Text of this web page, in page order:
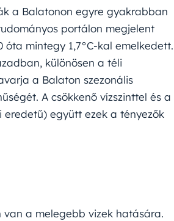
a Balatonon egyre gyakrabban
portálon megjelent
mintegy 1,7°C-kal emelkedett.
különösen a téli
a Balaton szezonális
A csökkenő vízszinttel és a
együtt ezek a tényezők
a melegebb vizek hatására.